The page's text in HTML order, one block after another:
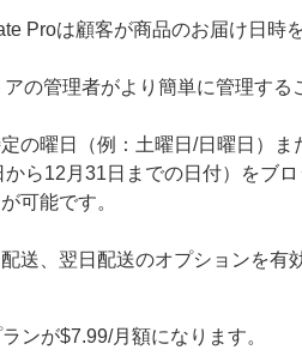
Proは顧客が商品のお届け日時
の管理者がより簡単に管理する
の曜日（例：土曜日/日曜日）
から12月31日までの日付）をブ
可能です。
送、翌日配送のオプションを
ンが$7.99/月額になります。